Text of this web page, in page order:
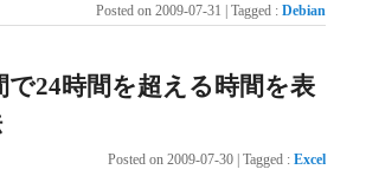
Posted on 2009-07-31 | Tagged : Debian
で24時間を超える時間を表
Posted on 2009-07-30 Tagged : Excel